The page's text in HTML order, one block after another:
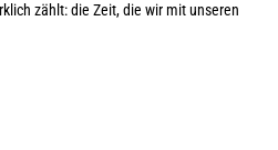
zählt: die Zeit, die wir mit unseren